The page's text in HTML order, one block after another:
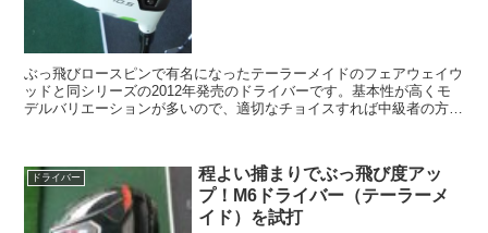
ぶっ飛びロースピンで有名になったテーラーメイドのフェアウェイウ
ッドと同シリーズの2012年発売のドライバーです。基本性が高くモ
デルバリエーションが多いので、適切なチョイスすれば中級者の方で
ドライバー
程よい捕まりでぶっ飛び度アッ
プ！M6ドライバー（テーラーメ
イド）を試打